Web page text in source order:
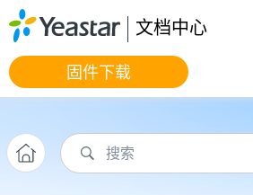
跳转到主要内容
文档中心
固件下载